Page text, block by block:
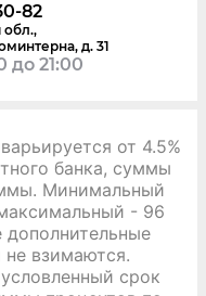
82
обл.,
д. 31
до 21:00
от 4.5%
банка, суммы
Минимальный
- 96
взимаются.
срок